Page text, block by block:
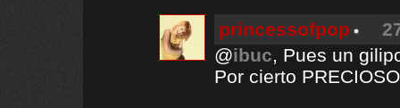
princessofpop
@ibuc, Pues un
Por cierto